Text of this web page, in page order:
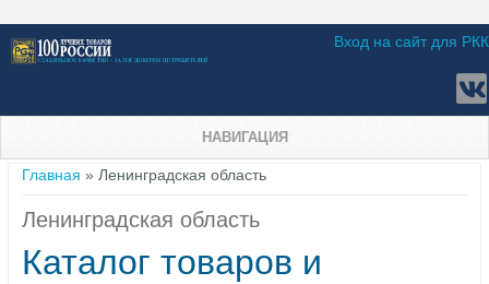
Вход на сайт для РКК
НАВИГАЦИЯ
Вы здесь
Главная » Ленинградская область
Ленинградская область
Каталог товаров и